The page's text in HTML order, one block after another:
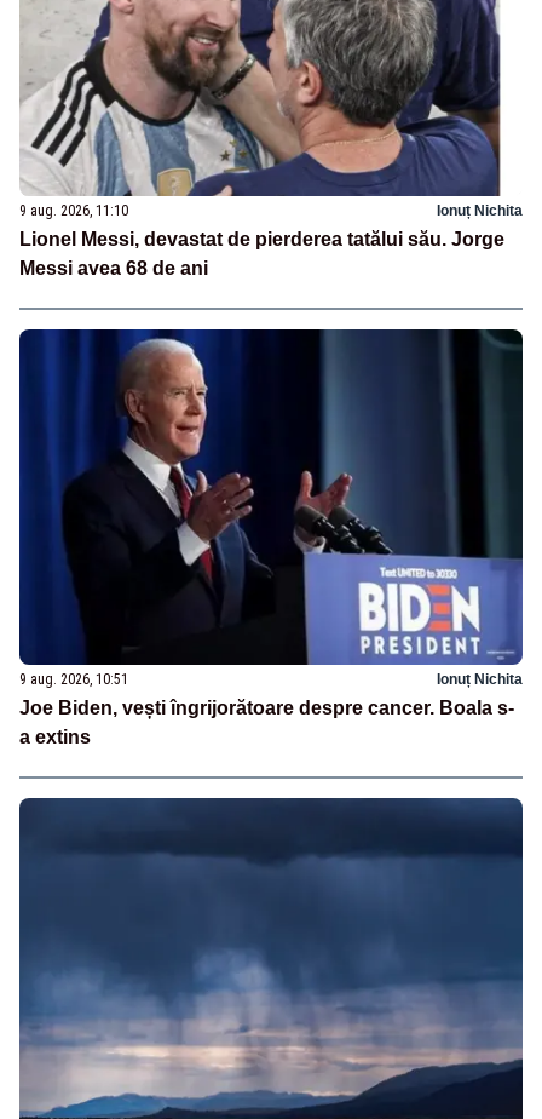
9 aug. 2026, 11:10 Ionuț Nichita
Lionel Messi, devastat de pierderea tatălui său. Jorge
Messi avea 68 de ani
9 aug. 2026, 10:51 Ionuț Nichita
Joe Biden, vești îngrijorătoare despre cancer. Boala s-
a extins